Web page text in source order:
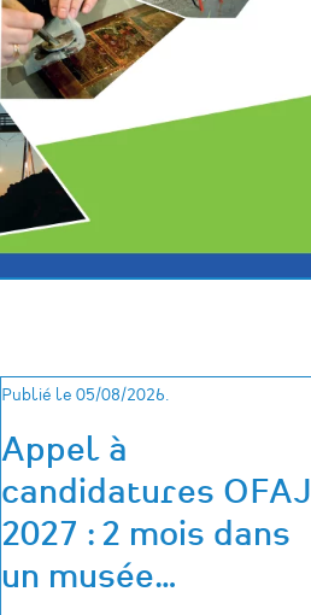
Publié le 05/08/2026.
Appel à
candidatures OFAJ
2027 : 2 mois dans
un musée…